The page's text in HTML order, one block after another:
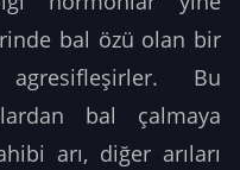
bal özü olan bir
agresifleşirler. Bu
bal çalmaya
arı, diğer arıları